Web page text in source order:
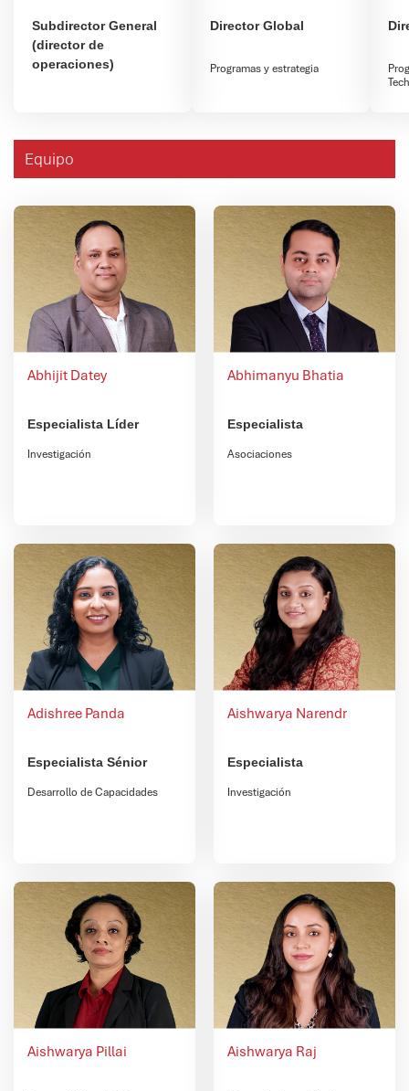
Subdirector General
(director de
operaciones)
Director Global
Programas y estrategia
Equipo
Abhijit Datey
Especialista Líder
Investigación
Abhimanyu Bhatia
Especialista
Asociaciones
Adishree Panda
Especialista Sénior
Desarrollo de Capacidades
Aishwarya Narendr
Especialista
Investigación
Aishwarya Pillai Aishwarya Raj